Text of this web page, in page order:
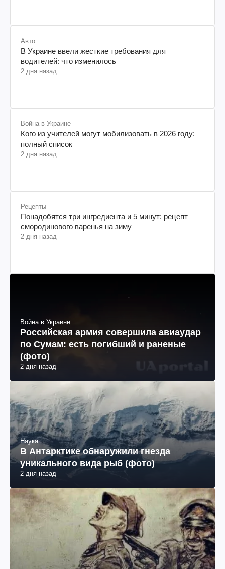
Авто
В Украине ввели жесткие требования для
водителей: что изменилось
2 дня назад
Война в Украине
Кого из учителей могут мобилизовать в 2026 году:
полный список
2 дня назад
Рецепты
Понадобятся три ингредиента и 5 минут: рецепт
смородинового варенья на зиму
2 дня назад
Война в Украине
Российская армия совершила авиаудар
по Сумам: есть погибший и раненые
(фото)
2 дня назад
Наука
В Антарктике обнаружили гнезда
уникального вида рыб (фото)
2 дня назад